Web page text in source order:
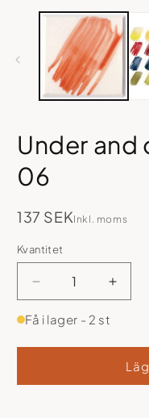
mediet
modalfönster
Under and
06
137 SEKInkl. moms
Kvantitet
Kvantitet
Minska
kvantitet
för
Glaze
Öka
on
Glaze
Få i lager - 2 st